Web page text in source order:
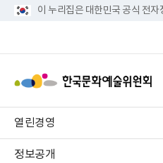
이 누리집은 대한민국 공식 전자
열린경영
정보공개